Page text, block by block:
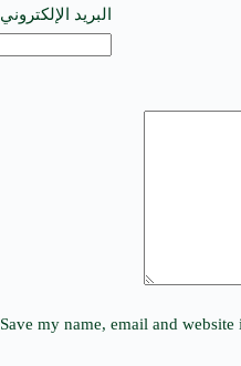
البريد الإلكتروني
Save my name, email and